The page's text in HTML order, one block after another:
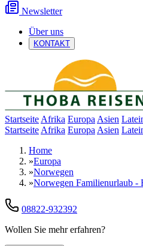
Newsletter
Über uns
KONTAKT
Startseite Afrika Europa Asien
Startseite Afrika Europa Asien
Home
»Europa
»Norwegen
»Norwegen Familienurlaub -
08822-932392
Wollen Sie mehr erfahren?